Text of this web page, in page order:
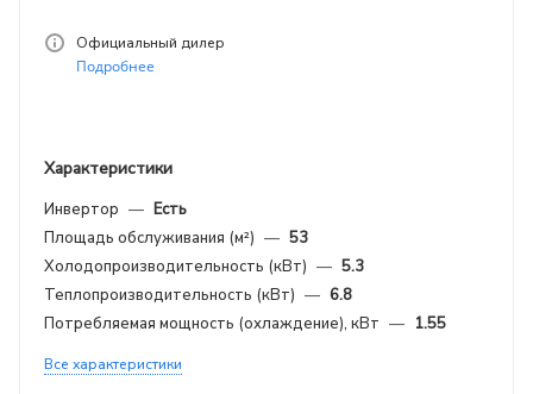
Официальный дилер
Подробнее
Характеристики
Инвертор — Есть
Площадь обслуживания (м²) — 53
Холодопроизводительность (кВт) — 5.3
Теплопроизводительность (кВт) — 6.8
Потребляемая мощность (охлаждение), кВт — 1.55
Все характеристики